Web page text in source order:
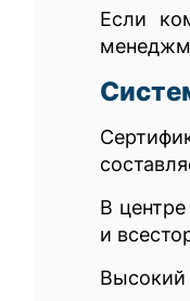
Если
В
и